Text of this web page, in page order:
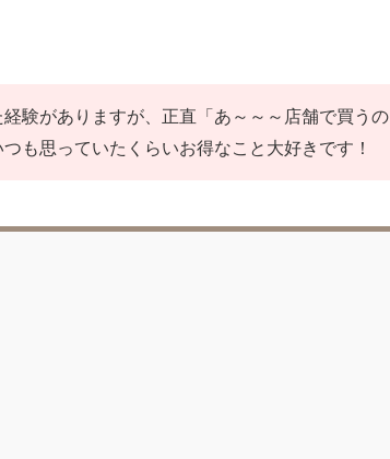
験がありますが、正直「あ～～～店舗で買うの
も思っていたくらいお得なこと大好きです！